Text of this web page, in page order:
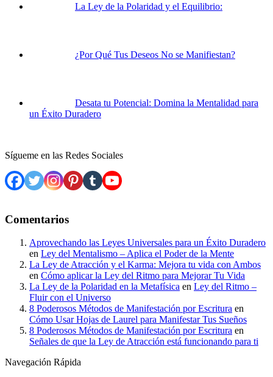
La Ley de la Polaridad y el Equilibrio:
¿Por Qué Tus Deseos No se Manifiestan?
Desata tu Potencial: Domina la Mentalidad para
un Éxito Duradero
Sígueme en las Redes Sociales
Comentarios
Aprovechando las Leyes Universales para un Éxito Duradero
en Ley del Mentalismo – Aplica el Poder de la Mente
La Ley de Atracción y el Karma: Mejora tu vida con Ambos
en Cómo aplicar la Ley del Ritmo para Mejorar Tu Vida
La Ley de la Polaridad en la Metafísica en Ley del Ritmo –
Fluir con el Universo
8 Poderosos Métodos de Manifestación por Escritura en
Cómo Usar Hojas de Laurel para Manifestar Tus Sueños
8 Poderosos Métodos de Manifestación por Escritura en
Señales de que la Ley de Atracción está funcionando para ti
Navegación Rápida